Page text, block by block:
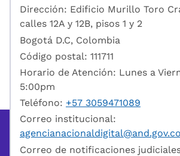
Dirección: Edificio Murillo Toro
calles 12A y 12B, pisos 1 y 2
Bogotá D.C, Colombia
Código postal: 111711
Horario de Atención: Lunes a
5:00pm
Teléfono: +57 3059471089
Correo institucional:
agencianacionaldigital@and.gov.co
Correo de notificaciones